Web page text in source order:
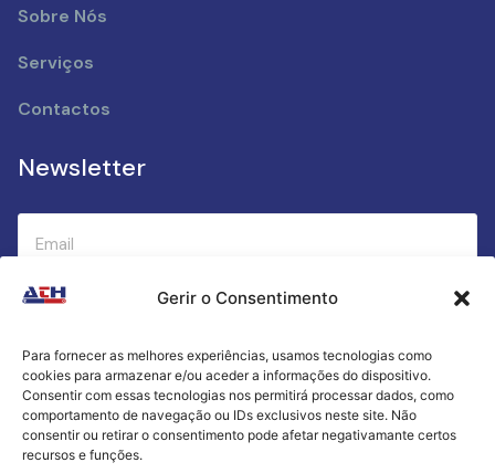
Gerir o Consentimento
Para fornecer as melhores experiências, usamos tecnologias como
cookies para armazenar e/ou aceder a informações do dispositivo.
Consentir com essas tecnologias nos permitirá processar dados, como
comportamento de navegação ou IDs exclusivos neste site. Não
consentir ou retirar o consentimento pode afetar negativamante certos
recursos e funções.
Sobre Nós
Serviços
Contactos
Newsletter
Submeter
Criamos a cozinha perfeita para o seu sucesso
gastronómico!